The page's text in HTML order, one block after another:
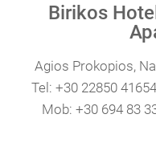
Birikos
Agios Prokopios,
Tel: +30 22850
Mob: +30 694 83